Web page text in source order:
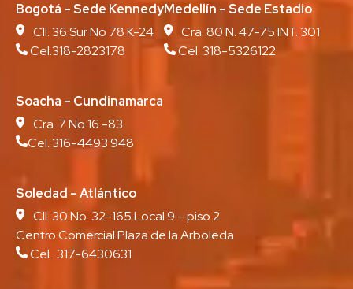
Bogotá – Sede Kennedy
Cll. 36 Sur No 78 K-24
Cel.318-2823178
Medellín – Sede Estadio
Cra. 80 N. 47-75 INT. 301
Cel. 318-5326122
Soacha – Cundinamarca
Cra. 7 No 16 -83
Cel. 316-4493 948
Soledad – Atlántico
Cll. 30 No. 32-165 Local 9 – piso 2
Centro Comercial Plaza de la Arboleda
Cel. 317-6430631